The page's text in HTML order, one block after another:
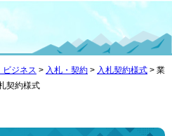
ビジネス > 入札・契約 > 入札契約様式 > 業
契約様式